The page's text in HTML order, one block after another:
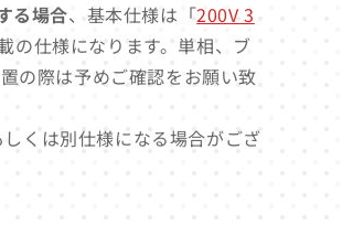
る場合、基本仕様は「200V 3
の仕様になります。単相、ブ
の際は予めご確認をお願い致
くは別仕様になる場合がござ